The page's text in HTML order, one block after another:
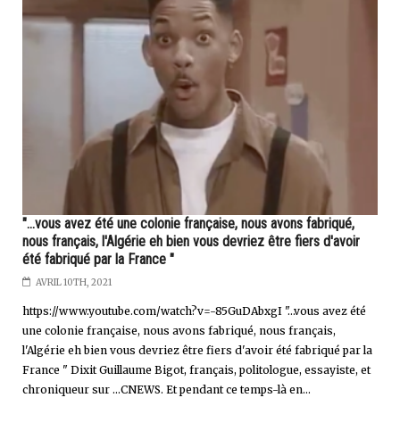
"...vous avez été une colonie française, nous avons fabriqué,
nous français, l'Algérie eh bien vous devriez être fiers d'avoir
été fabriqué par la France "
AVRIL 10TH, 2021
https://www.youtube.com/watch?v=-85GuDAbxgI "…vous avez été
une colonie française, nous avons fabriqué, nous français,
l'Algérie eh bien vous devriez être fiers d'avoir été fabriqué par la
France " Dixit Guillaume Bigot, français, politologue, essayiste, et
chroniqueur sur ...CNEWS. Et pendant ce temps-là en...